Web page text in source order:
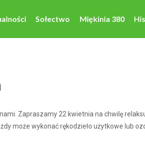
Sołectwo Miękinia 380
Zapraszamy 22 kwietnia na chwilę
może wykonać rękodzieło użytkowe lub